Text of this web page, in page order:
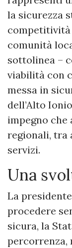
la sicurezza
competitività
comunità
sottolinea –
viabilità con
messa in
dell’Alto
impegno che
regionali, tra
servizi.
Una
La
procedere
sicura, la
percorrenza,